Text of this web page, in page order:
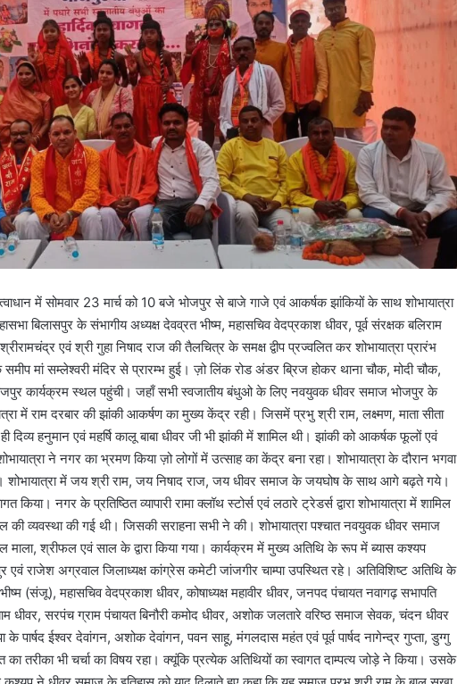
में सोमवार 23 मार्च को 10 बजे भोजपुर से बाजे गाजे एवं आकर्षक झांकियों के साथ शोभायात्रा
बिलासपुर के संभागीय अध्यक्ष देवव्रत भीष्म, महासचिव वेदप्रकाश धीवर, पूर्व संरक्षक बलिराम
एवं श्री गुहा निषाद राज की तैलचित्र के समक्ष द्वीप प्रज्वलित कर शोभायात्रा प्रारंभ
मां सम्लेश्वरी मंदिर से प्रारम्भ हुई। ज़ो लिंक रोड अंडर ब्रिज होकर थाना चौक, मोदी चौक,
कार्यक्रम स्थल पहुंची। जहाँ सभी स्वजातीय बंधुओ के लिए नवयुवक धीवर समाज भोजपुर के
में राम दरबार की झांकी आकर्षण का मुख्य केंद्र रही। जिसमें प्रभु श्री राम, लक्ष्मण, माता सीता
दिव्य हनुमान एवं महर्षि कालू बाबा धीवर जी भी झांकी में शामिल थी। झांकी को आकर्षक फूलों एवं
ने नगर का भ्रमण किया ज़ो लोगों में उत्साह का केंद्र बना रहा। शोभायात्रा के दौरान भगवा
शोभायात्रा में जय श्री राम, जय निषाद राज, जय धीवर समाज के जयघोष के साथ आगे बढ़ते गये।
किया। नगर के प्रतिष्ठित व्यापारी रामा क्लॉथ स्टोर्स एवं लठारे ट्रेडर्स द्वारा शोभायात्रा में शामिल
व्यवस्था की गई थी। जिसकी सराहना सभी ने की। शोभायात्रा पश्चात नवयुवक धीवर समाज
माला, श्रीफल एवं साल के द्वारा किया गया। कार्यक्रम में मुख्य अतिथि के रूप में ब्यास कश्यप
एवं राजेश अग्रवाल जिलाध्यक्ष कांग्रेस कमेटी जांजगीर चाम्पा उपस्थित रहे। अतिविशिष्ट अतिथि के
(संजू), महासचिव वेदप्रकाश धीवर, कोषाध्यक्ष महावीर धीवर, जनपद पंचायत नवागढ़ सभापति
धीवर, सरपंच ग्राम पंचायत बिनौरी कमोद धीवर, अशोक जलतारे वरिष्ठ समाज सेवक, चंदन धीवर
के पार्षद ईश्वर देवांगन, अशोक देवांगन, पवन साहू, मंगलदास महंत एवं पूर्व पार्षद नागेन्द्र गुप्ता, डुग्गु
तरीका भी चर्चा का विषय रहा। क्यूंकि प्रत्येक अतिथियों का स्वागत दाम्पत्य जोड़े ने किया। उसके